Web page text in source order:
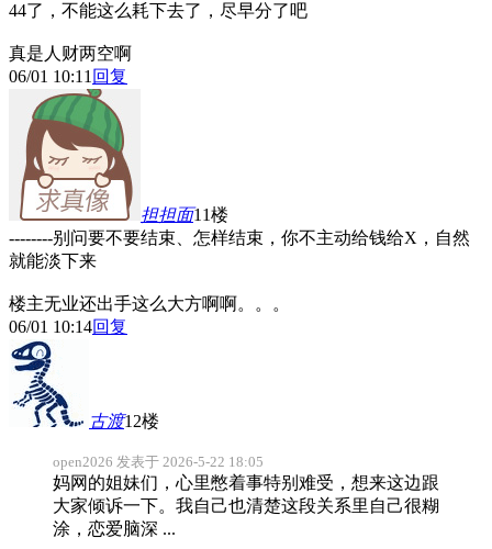
44了，不能这么耗下去了，尽早分了吧
真是人财两空啊
06/01 10:11 回复
担担面11楼
--------别问要不要结束、怎样结束，你不主动给钱给X，自然
就能淡下来
楼主无业还出手这么大方啊啊。。。
06/01 10:14回复
古渡12楼
open2026 发表于 2026-5-22 18:05
妈网的姐妹们，心里憋着事特别难受，想来这边跟
大家倾诉一下。我自己也清楚这段关系里自己很糊
涂，恋爱脑深 ...